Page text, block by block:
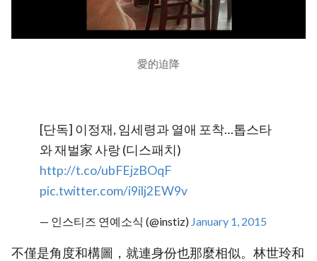
愛的迫降
[단독] 이정재, 임세령과 열애 포착…톱스타
와 재벌家 사랑 (디스패치)
http://t.co/ubFEjzBOqF
pic.twitter.com/i9ilj2EW9v
— 인스티즈 연예소식 (@instiz) January 1, 2015
不僅是角度和構圖，就連身份也那麼相似。林世玲和